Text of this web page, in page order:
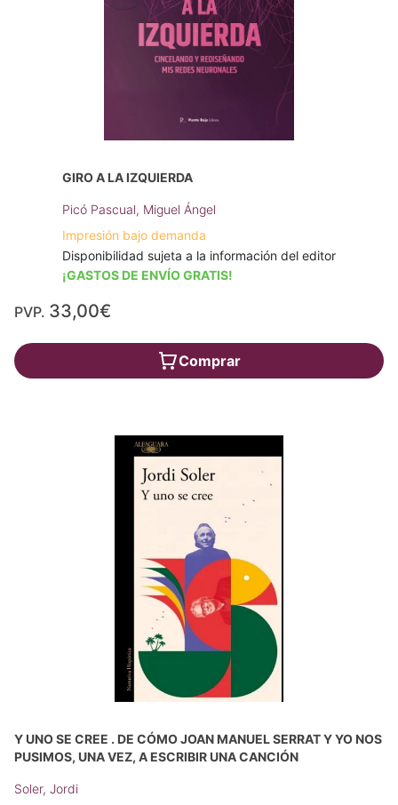
GIRO A LA IZQUIERDA
Picó Pascual, Miguel Ángel
Impresión bajo demanda
Disponibilidad sujeta a la información del editor
¡GASTOS DE ENVÍO GRATIS!
PVP. 33,00€
Comprar
Y UNO SE CREE . DE CÓMO JOAN MANUEL SERRAT Y YO NOS
PUSIMOS, UNA VEZ, A ESCRIBIR UNA CANCIÓN
Soler, Jordi